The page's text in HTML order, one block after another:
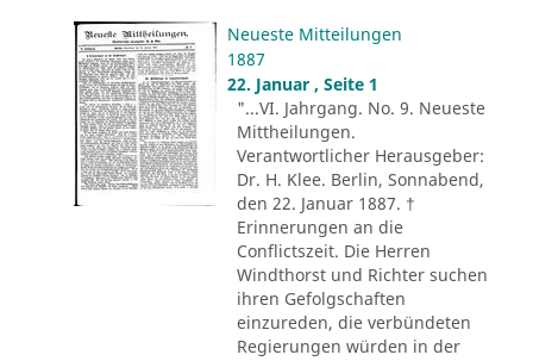
Neueste Mitteilungen
1887
22. Januar , Seite 1
"...VI. Jahrgang. No. 9. Neueste
Mittheilungen.
Verantwortlicher Herausgeber:
Dr. H. Klee. Berlin, Sonnabend,
den 22. Januar 1887. †
Erinnerungen an die
Conflictszeit. Die Herren
Windthorst und Richter suchen
ihren Gefolgschaften
einzureden, die verbündeten
Regierungen würden in der